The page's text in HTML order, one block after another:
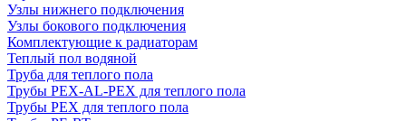
Узлы нижнего подключения
Узлы бокового подключения
Комплектующие к радиаторам
Теплый пол водяной
Труба для теплого пола
Трубы PEX-AL-PEX для теплого пола
Трубы PEX для теплого пола